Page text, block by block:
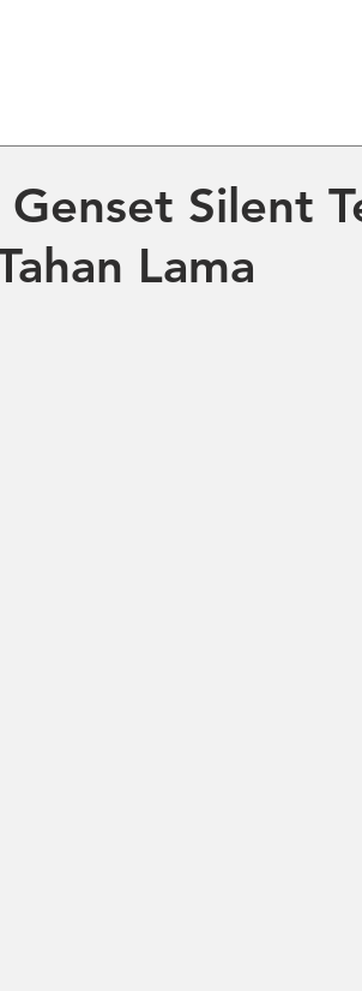
Silent
Lama